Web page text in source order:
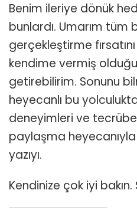
Benim ileriye dönük
bunlardı. Umarım tüm
gerçekleştirme
kendime vermiş
getirebilirim. Sonunu
heyecanlı bu
deneyimleri ve
paylaşma
yazıyı.
Kendinize çok iyi bakın.